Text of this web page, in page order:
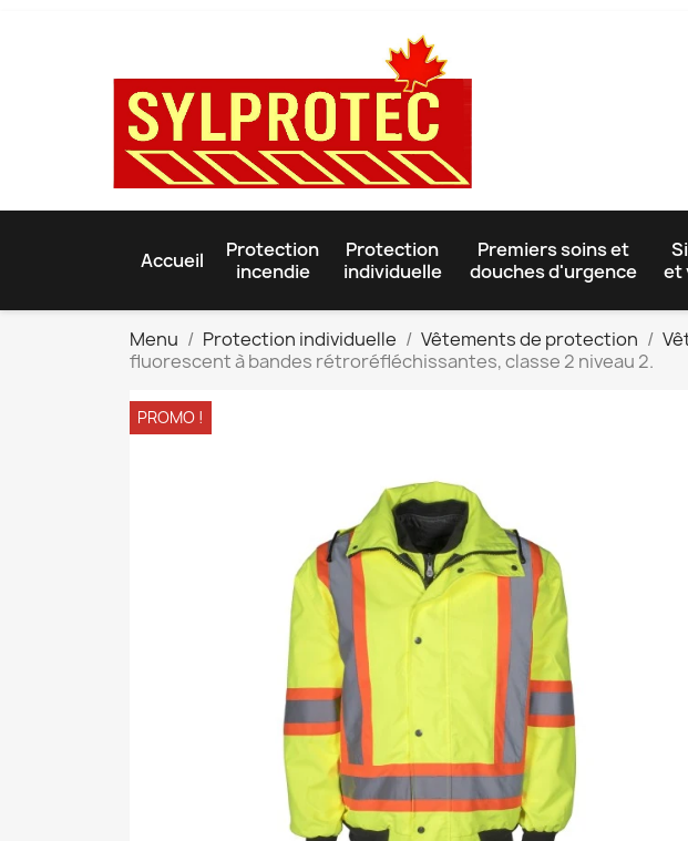
Accueil
Protection
incendie
Protection
individuelle
Premiers soins et
douches d'urgence
et
Menu Protection individuelle Vêtements de protection
fluorescent à bandes rétroréfléchissantes, classe 2 niveau 2.
PROMO !